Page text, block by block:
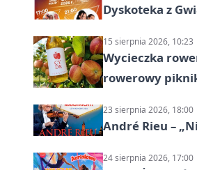
Dyskoteka z
15 sierpnia 2026, 10:23
Wycieczka
rowerowy
23 sierpnia 2026, 18:00
André Rieu –
24 sierpnia 2026, 17:00